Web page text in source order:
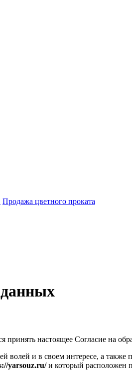
Продажа цветного проката
принять настоящее Согласие на
волей и в своем интересе, а
yarsouz.ru/и который расположен